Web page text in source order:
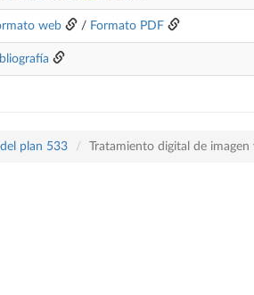
web / Formato PDF
plan 533 Tratamiento digital de